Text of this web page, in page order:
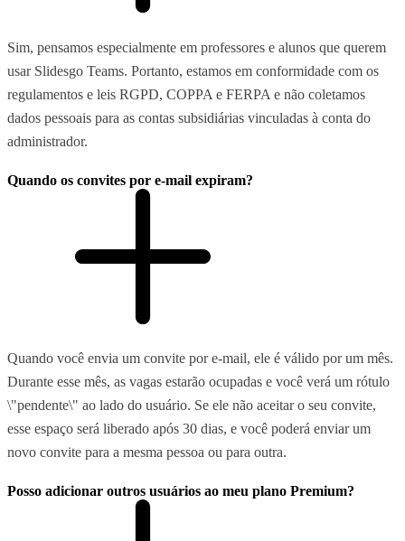
Sim, pensamos especialmente em professores e alunos que querem
usar Slidesgo Teams. Portanto, estamos em conformidade com os
regulamentos e leis RGPD, COPPA e FERPA e não coletamos
dados pessoais para as contas subsidiárias vinculadas à conta do
administrador.
Quando os convites por e-mail expiram?
Quando você envia um convite por e-mail, ele é válido por um mês.
Durante esse mês, as vagas estarão ocupadas e você verá um rótulo
\"pendente\" ao lado do usuário. Se ele não aceitar o seu convite,
esse espaço será liberado após 30 dias, e você poderá enviar um
novo convite para a mesma pessoa ou para outra.
Posso adicionar outros usuários ao meu plano Premium?